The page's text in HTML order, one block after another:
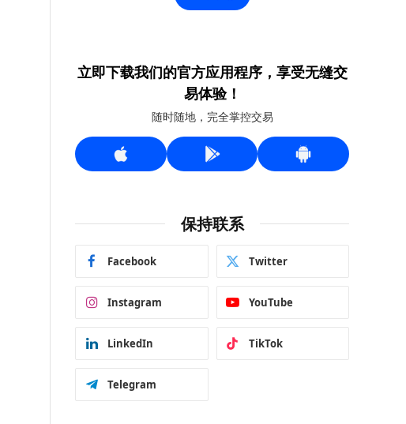
立即下载我们的官方应用程序，享受无缝交
易体验！
随时随地，完全掌控交易
保持联系
Facebook Twitter
Instagram YouTube
LinkedIn TikTok
Telegram